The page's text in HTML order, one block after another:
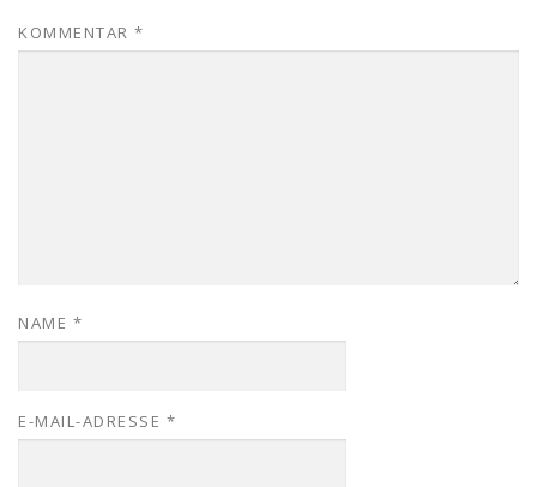
KOMMENTAR *
NAME *
E-MAIL-ADRESSE *